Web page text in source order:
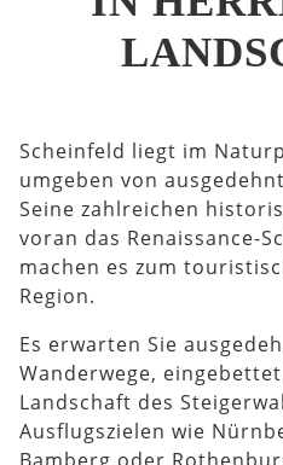
Scheinfeld liegt im
umgeben von
Seine zahlreichen
voran das Renaissance-
machen es zum
Region.
Es erwarten Sie
Wanderwege,
Landschaft des
Ausflugszielen wie